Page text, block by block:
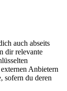
auch abseits
dir relevante
Anbietern
sofern du deren